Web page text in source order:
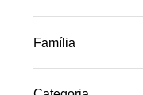
Família